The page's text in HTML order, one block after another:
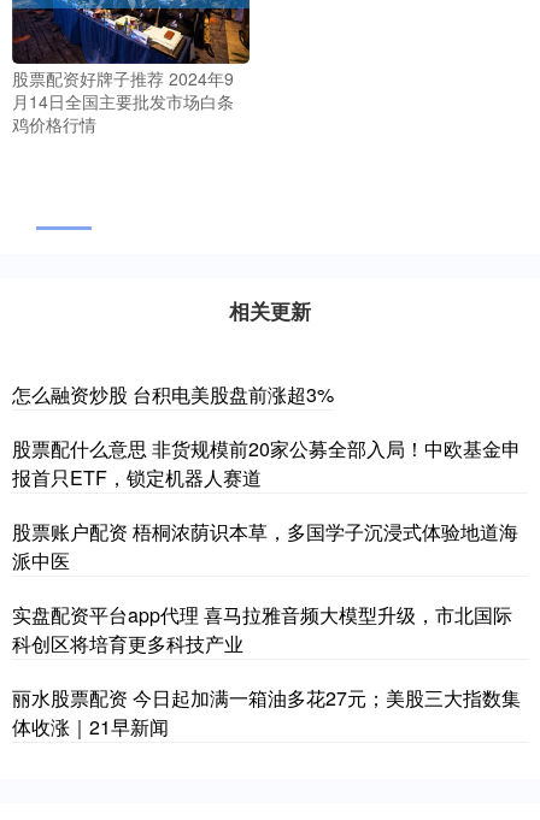
股票配资好牌子推荐 2024年9
月14日全国主要批发市场白条
鸡价格行情
相关更新
怎么融资炒股 台积电美股盘前涨超3%
股票配什么意思 非货规模前20家公募全部入局！中欧基金申
报首只ETF，锁定机器人赛道
股票账户配资 ​梧桐浓荫识本草，多国学子沉浸式体验地道海
派中医
实盘配资平台app代理 喜马拉雅音频大模型升级，市北国际
科创区将培育更多科技产业
丽水股票配资 今日起加满一箱油多花27元；美股三大指数集
体收涨｜21早新闻